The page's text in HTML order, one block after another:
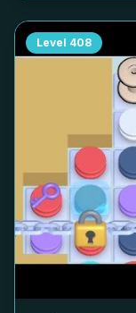
Level 408